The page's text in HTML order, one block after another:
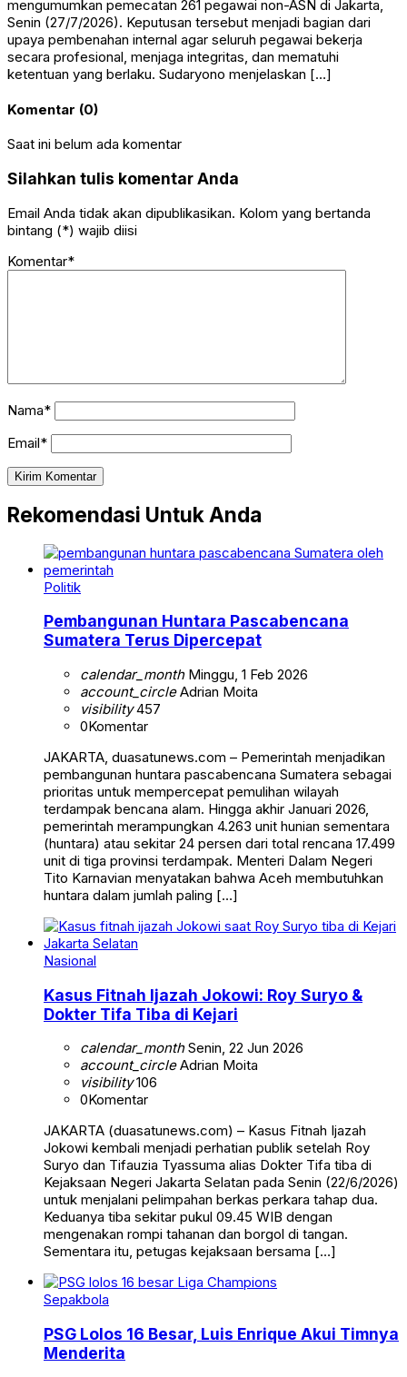
mengumumkan pemecatan 261 pegawai non-ASN di Jakarta,
Senin (27/7/2026). Keputusan tersebut menjadi bagian dari
upaya pembenahan internal agar seluruh pegawai bekerja
secara profesional, menjaga integritas, dan mematuhi
ketentuan yang berlaku. Sudaryono menjelaskan […]
Komentar (0)
Saat ini belum ada komentar
Silahkan tulis komentar Anda
Email Anda tidak akan dipublikasikan. Kolom yang bertanda
bintang (*) wajib diisi
Komentar*
Nama*
Email*
Rekomendasi Untuk Anda
Politik
Pembangunan Huntara Pascabencana
Sumatera Terus Dipercepat
calendar_monthMinggu, 1 Feb 2026
account_circleAdrian Moita
visibility457
0Komentar
JAKARTA, duasatunews.com – Pemerintah menjadikan
pembangunan huntara pascabencana Sumatera sebagai
prioritas untuk mempercepat pemulihan wilayah
terdampak bencana alam. Hingga akhir Januari 2026,
pemerintah merampungkan 4.263 unit hunian sementara
(huntara) atau sekitar 24 persen dari total rencana 17.499
unit di tiga provinsi terdampak. Menteri Dalam Negeri
Tito Karnavian menyatakan bahwa Aceh membutuhkan
huntara dalam jumlah paling […]
Nasional
Kasus Fitnah Ijazah Jokowi: Roy Suryo &
Dokter Tifa Tiba di Kejari
calendar_monthSenin, 22 Jun 2026
account_circleAdrian Moita
visibility106
0Komentar
JAKARTA (duasatunews.com) – Kasus Fitnah Ijazah
Jokowi kembali menjadi perhatian publik setelah Roy
Suryo dan Tifauzia Tyassuma alias Dokter Tifa tiba di
Kejaksaan Negeri Jakarta Selatan pada Senin (22/6/2026)
untuk menjalani pelimpahan berkas perkara tahap dua.
Keduanya tiba sekitar pukul 09.45 WIB dengan
mengenakan rompi tahanan dan borgol di tangan.
Sementara itu, petugas kejaksaan bersama […]
Sepakbola
PSG Lolos 16 Besar, Luis Enrique Akui Timnya
Menderita